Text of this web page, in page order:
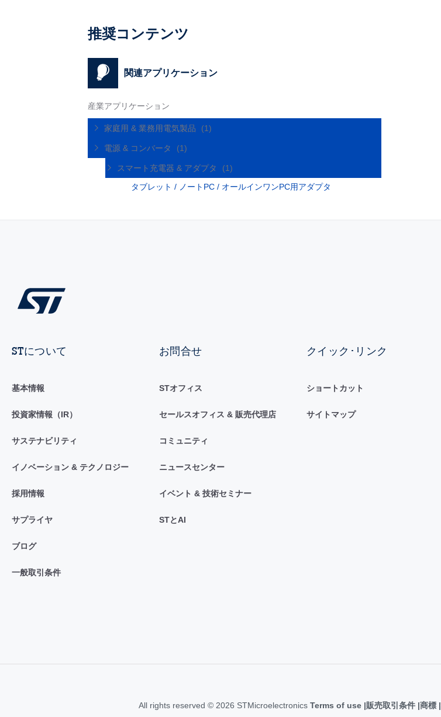
推奨コンテンツ
関連アプリケーション
産業アプリケーション
家庭用 & 業務用電気製品 (1)
電源 & コンバータ (1)
スマート充電器 & アダプタ
(1)
タブレット / ノートPC / オールインワンPC用アダプタ
STについて
基本情報
投資家情報（IR）
サステナビリティ
イノベーション & テクノロジー
採用情報
サプライヤ
ブログ
一般取引条件
お問合せ
STオフィス
セールスオフィス & 販売代理店
コミュニティ
ニュースセンター
イベント & 技術セミナー
STとAI
クイック･リンク
ショートカット
サイトマップ
All rights reserved © 2026 STMicroelectronics Terms of use 販売取引条件 商標